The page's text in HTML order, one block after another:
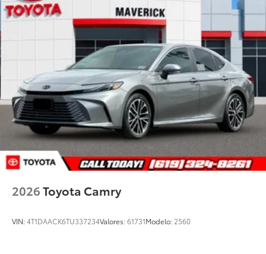
2026Toyota Camry
VIN:4T1DAACK6TU337234Valores:61731Modelo: 2560